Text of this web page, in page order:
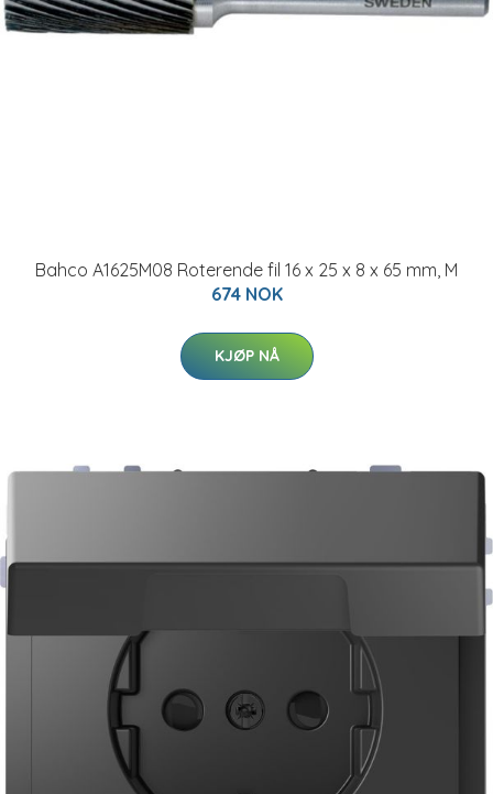
Bahco A1625M08 Roterende fil 16 x 25 x 8 x 65 mm, M
674 NOK
KJØP NÅ